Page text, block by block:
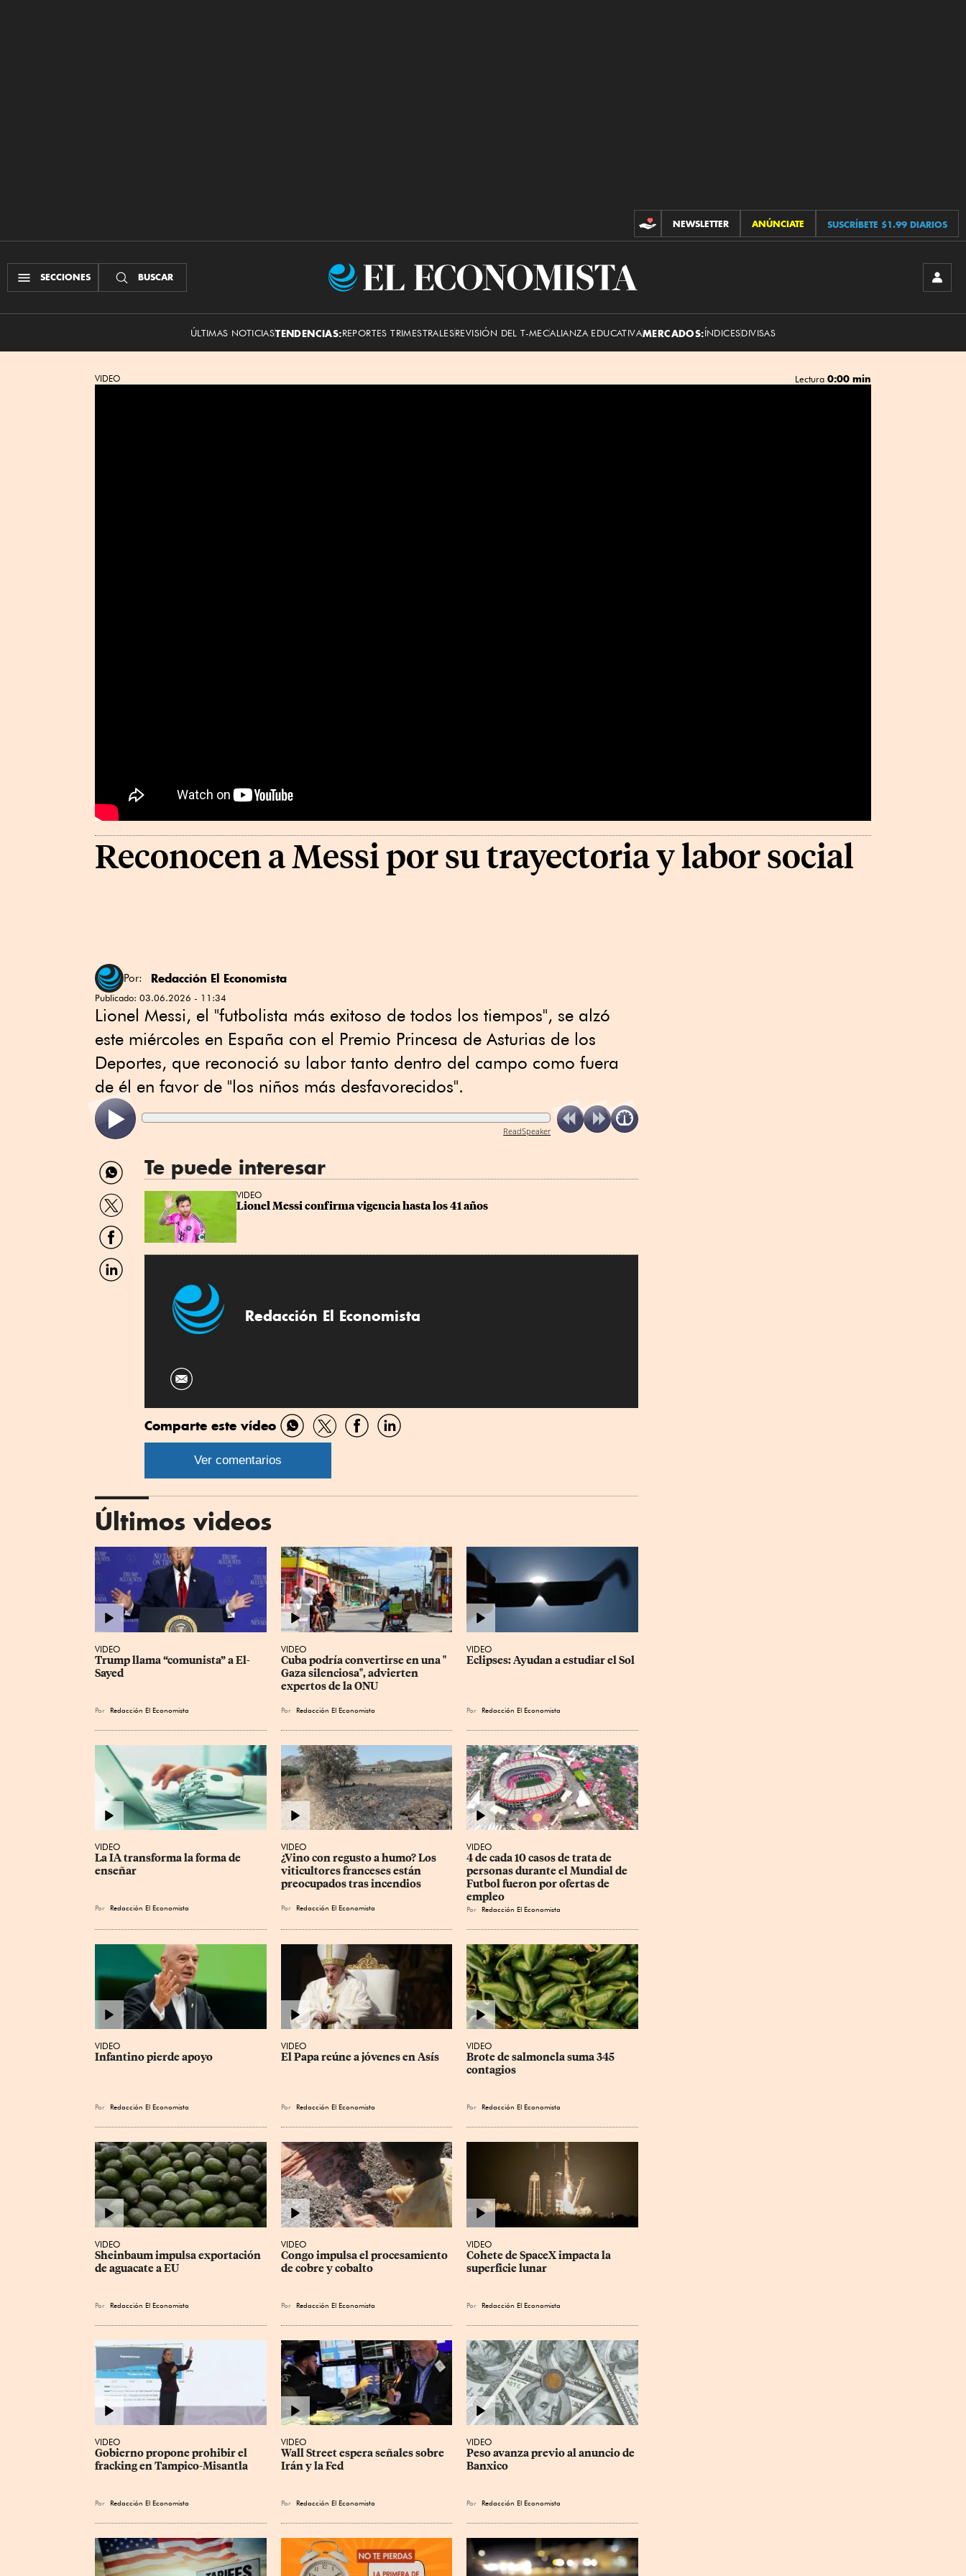
CONTRIBUCIONES
NEWSLETTER ANÚNCIATE SUSCRÍBETE $1.99 DIARIOS
SECCIONES BUSCAR
El
ÚLTIMAS NOTICIASTENDENCIAS:REPORTES TRIMESTRALESREVISIÓN DEL T-MECALIANZA EDUCATIVAMERCADOS:ÍNDICESDIVISAS
VIDEO Lectura 0:00 min
Reconocen a Messi por su trayectoria y labor social
Por: Redacción El Economista
Publicado: 03.06.2026 - 11:34
Lionel Messi, el "futbolista más exitoso de todos los tiempos", se alzó
este miércoles en España con el Premio Princesa de Asturias de los
Deportes, que reconoció su labor tanto dentro del campo como fuera
de él en favor de "los niños más desfavorecidos".
ReadSpeaker
Compartir
por
WhatsApp
Compartir
por
Twitter
Compartir
por
Facebook
Compartir
por
Te puede interesar
VIDEO
Lionel Messi confirma vigencia hasta los 41 años
Redacción El Economista
Comparte este vídeo
Compartir
por
Compartir
por
CompartirCompartir
Ver comentarios
Últimos videos
VIDEO
Trump llama “comunista” a El-
Sayed
Por Redacción El Economista
VIDEO
Cuba podría convertirse en una "
Gaza silenciosa", advierten
expertos de la ONU
Por Redacción El Economista
VIDEO
Eclipses: Ayudan a estudiar el Sol
Por Redacción El Economista
VIDEO
La IA transforma la forma de
enseñar
Por Redacción El Economista
VIDEO
¿Vino con regusto a humo? Los
viticultores franceses están
preocupados tras incendios
Por Redacción El Economista
VIDEO
4 de cada 10 casos de trata de
personas durante el Mundial de
Futbol fueron por ofertas de
empleo
Por Redacción El Economista
VIDEO
Infantino pierde apoyo
Por Redacción El Economista
VIDEO
El Papa reúne a jóvenes en Asís
Por Redacción El Economista
VIDEO
Brote de salmonela suma 345
contagios
Por Redacción El Economista
VIDEO
Sheinbaum impulsa exportación
de aguacate a EU
Por Redacción El Economista
VIDEO
Congo impulsa el procesamiento
de cobre y cobalto
Por Redacción El Economista
VIDEO
Cohete de SpaceX impacta la
superficie lunar
Por Redacción El Economista
VIDEO
Gobierno propone prohibir el
fracking en Tampico-Misantla
Por Redacción El Economista
VIDEO
Wall Street espera señales sobre
Irán y la Fed
Por Redacción El Economista
VIDEO
Peso avanza previo al anuncio de
Banxico
Por Redacción El Economista